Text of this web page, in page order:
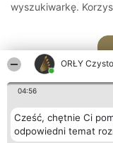
ORŁY
04:56
Cześć, chętnie Ci
odpowiedni temat
wyszukiwarkę.